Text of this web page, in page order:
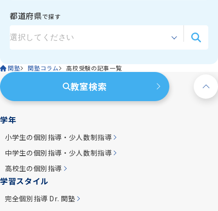
都道府県で探す
関塾 関塾コラム 高校受験の記事一覧
教室検索
学年
小学生の個別指導・少人数制指導
中学生の個別指導・少人数制指導
高校生の個別指導
学習スタイル
完全個別指導 Dr. 関塾